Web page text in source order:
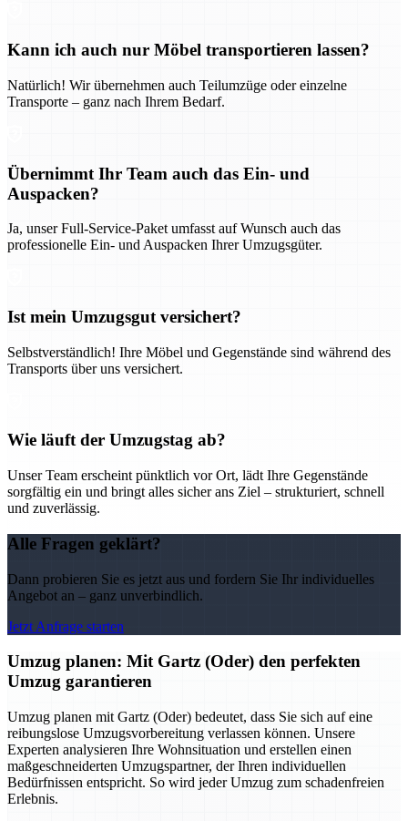
Kann ich auch nur Möbel transportieren lassen?
Natürlich! Wir übernehmen auch Teilumzüge oder einzelne
Transporte – ganz nach Ihrem Bedarf.
Übernimmt Ihr Team auch das Ein- und
Auspacken?
Ja, unser Full-Service-Paket umfasst auf Wunsch auch das
professionelle Ein- und Auspacken Ihrer Umzugsgüter.
Ist mein Umzugsgut versichert?
Selbstverständlich! Ihre Möbel und Gegenstände sind während des
Transports über uns versichert.
Wie läuft der Umzugstag ab?
Unser Team erscheint pünktlich vor Ort, lädt Ihre Gegenstände
sorgfältig ein und bringt alles sicher ans Ziel – strukturiert, schnell
und zuverlässig.
Alle Fragen geklärt?
Dann probieren Sie es jetzt aus und fordern Sie Ihr individuelles
Angebot an – ganz unverbindlich.
Jetzt Anfrage starten
Umzug planen: Mit Gartz (Oder) den perfekten
Umzug garantieren
Umzug planen mit Gartz (Oder) bedeutet, dass Sie sich auf eine
reibungslose Umzugsvorbereitung verlassen können. Unsere
Experten analysieren Ihre Wohnsituation und erstellen einen
maßgeschneiderten Umzugspartner, der Ihren individuellen
Bedürfnissen entspricht. So wird jeder Umzug zum schadenfreien
Erlebnis.